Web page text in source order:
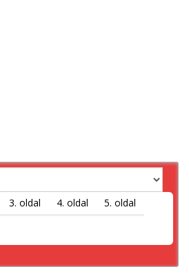
3. oldal 4. oldal
5. oldal